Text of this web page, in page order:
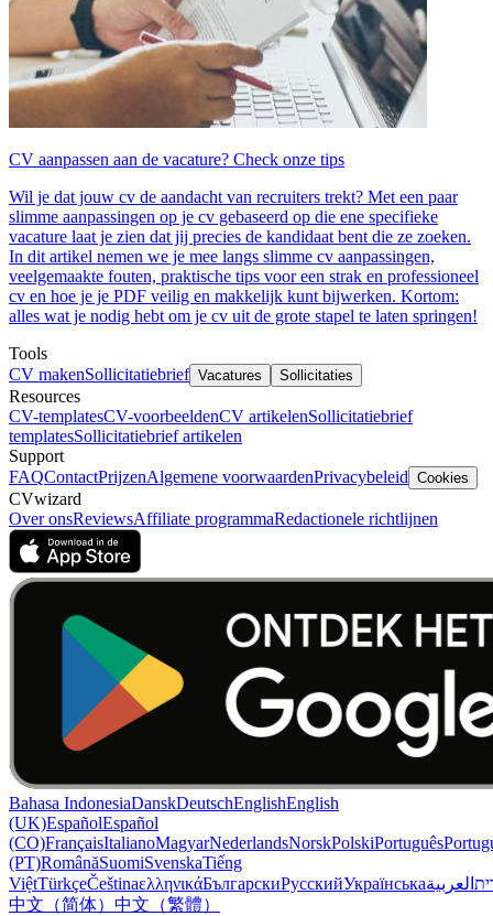
CV aanpassen aan de vacature? Check onze tips
Wil je dat jouw cv de aandacht van recruiters trekt? Met een paar
slimme aanpassingen op je cv gebaseerd op die ene specifieke
vacature laat je zien dat jij precies de kandidaat bent die ze zoeken.
In dit artikel nemen we je mee langs slimme cv aanpassingen,
veelgemaakte fouten, praktische tips voor een strak en professioneel
cv en hoe je je PDF veilig en makkelijk kunt bijwerken. Kortom:
alles wat je nodig hebt om je cv uit de grote stapel te laten springen!
Tools
CV makenSollicitatiebrief Vacatures Sollicitaties
Resources
CV-templatesCV-voorbeeldenCV artikelenSollicitatiebrief
templatesSollicitatiebrief artikelen
Support
FAQContactPrijzenAlgemene voorwaardenPrivacybeleid Cookies
CVwizard
Over onsReviewsAffiliate programmaRedactionele richtlijnen
Bahasa IndonesiaDanskDeutschEnglishEnglish
(UK)EspañolEspañol
(CO)FrançaisItalianoMagyarNederlandsNorskPolskiPortuguês
(PT)RomânăSuomiSvenskaTiếng
ViệtTürkçeČeštinaελληνικάБългарскиРусскийУкраїнськаالعربية
中文（简体） 中文（繁體）